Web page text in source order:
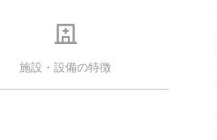
施設・設備の特徴